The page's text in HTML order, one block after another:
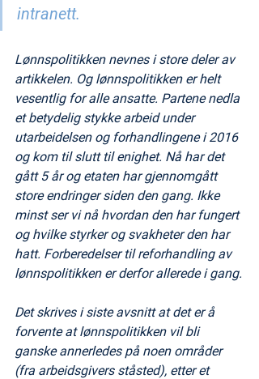
intranett.
Lønnspolitikken nevnes i store deler av
artikkelen. Og lønnspolitikken er helt
vesentlig for alle ansatte. Partene nedla
et betydelig stykke arbeid under
utarbeidelsen og forhandlingene i 2016
og kom til slutt til enighet. Nå har det
gått 5 år og etaten har gjennomgått
store endringer siden den gang. Ikke
minst ser vi nå hvordan den har fungert
og hvilke styrker og svakheter den har
hatt. Forberedelser til reforhandling av
lønnspolitikken er derfor allerede i gang.
Det skrives i siste avsnitt at det er å
forvente at lønnspolitikken vil bli
ganske annerledes på noen områder
(fra arbeidsgivers ståsted), etter et